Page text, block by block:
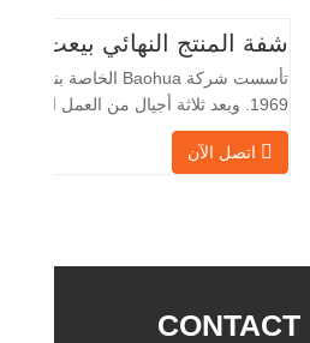
لأن الصناعة المحلية ليست مثالية، فإننا نريد
الاستيراد والتصدير مباشرة مع العملاء
الأجانب،
شفة المنتج النهائي بيعت
تأسست شركة Baohua الخاصة بنا في عام
1969. وبعد ثلاثة أجيال من العمل الشاق،
وتوليد طاقة الرياح وقطع
اتصل الآن
CONTACT